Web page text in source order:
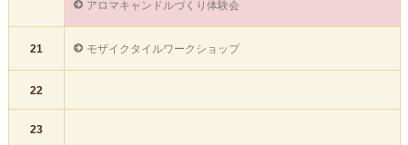
アロマキャンドルづくり体験会
21 モザイクタイルワークショップ
22
23